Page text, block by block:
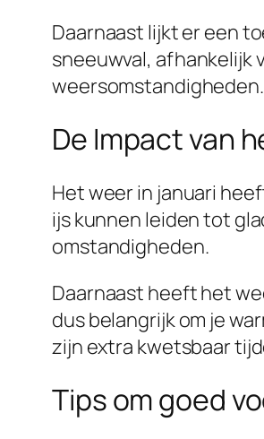
Daarnaast lijkt er een
sneeuwval, afhankelijk
De Impact van
Het weer in januari
ijs kunnen leiden tot
omstandigheden.
Daarnaast heeft het
dus belangrijk om je
zijn extra kwetsbaar
Tips om goed